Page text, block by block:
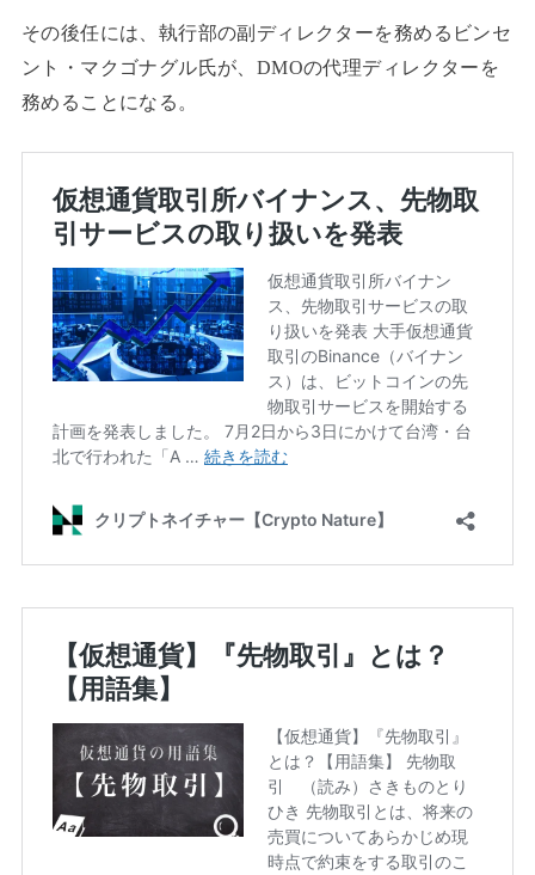
その後任には、執行部の副ディレクターを務めるビンセ
ント・マクゴナグル氏が、DMOの代理ディレクターを
務めることになる。